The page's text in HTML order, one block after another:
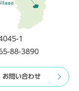
1
88-3890
お問い合わせ